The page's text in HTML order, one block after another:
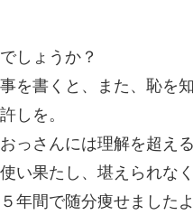
しょうか？
を書くと、また、恥を知
しを。
っさんには理解を超え
い果たし、堪えられな
年間で随分痩せましたよ